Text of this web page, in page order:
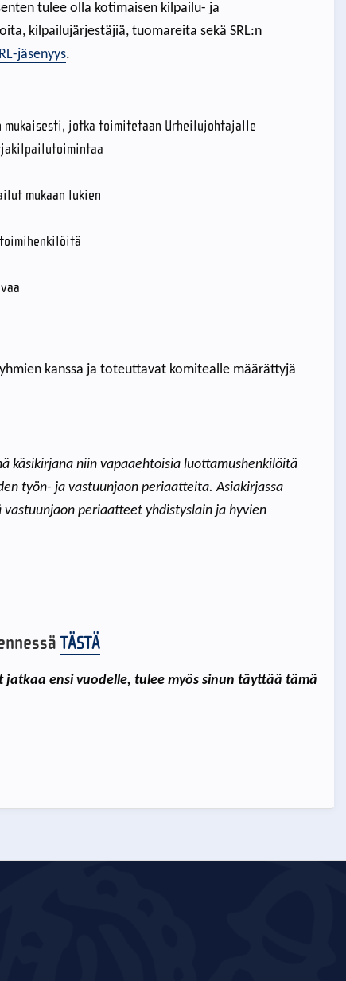
tulee olla kotimaisen kilpailu- ja
kilpailujärjestäjiä, tuomareita sekä SRL:n
jäsenyys.
mukaisesti, jotka toimitetaan Urheilujohtajalle
mukaan lukien
kanssa ja toteuttavat komitealle määrättyjä
käsikirjana niin vapaaehtoisia luottamushenkilöitä
työn- ja vastuunjaon periaatteita. Asiakirjassa
periaatteet yhdistyslain ja hyvien
TÄSTÄ
ensi vuodelle, tulee myös sinun täyttää tämä